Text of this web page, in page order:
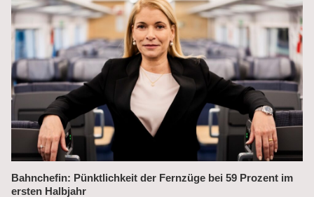
im Alex fährt bis 2031 weiter auf der Strecke München–Prag